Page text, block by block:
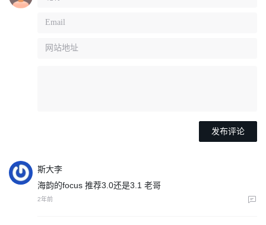
斯大李
海韵的focus 推荐3.0还是3.1 老哥
2年前